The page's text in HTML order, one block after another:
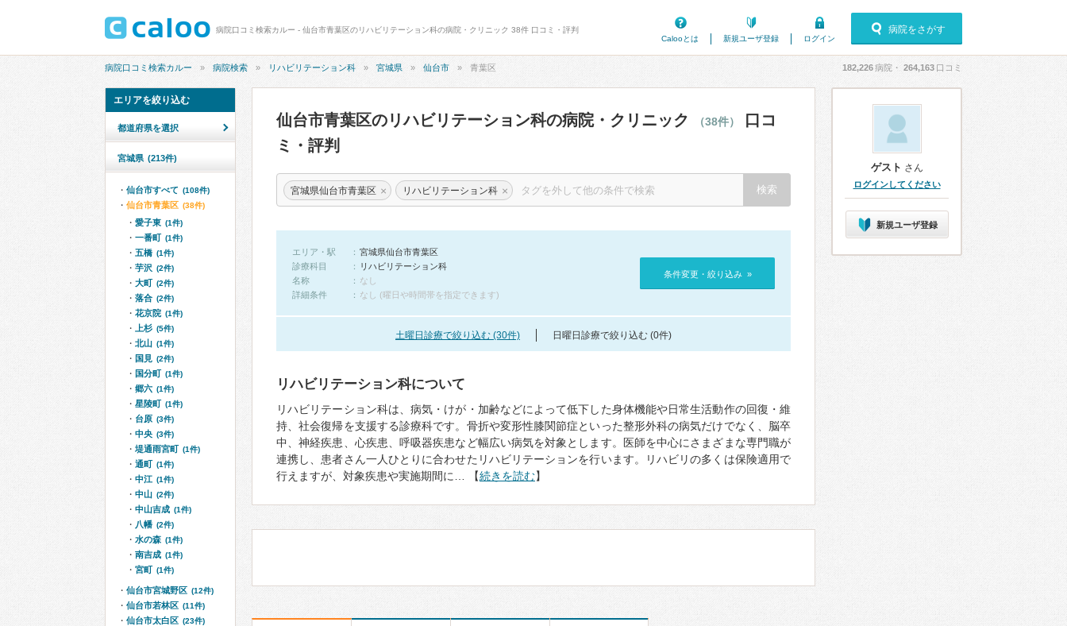
病院口コミ検索カルー - 仙台市青葉区のリハビリテーション科の病院・クリニック 38件 口コミ・評判
Calooとは
新規ユーザ登録 ログイン
病院をさがす
病院口コミ検索カルー 病院検索 リハビリテーション科 宮城県 仙台市 青葉区 182,226病院・ 264,163 口コミ
仙台市青葉区のリハビリテーション科の病院・クリニック （38件）
口コ
ミ・評判
宮城県仙台市青葉区 × リハビリテーション科 ×
エリア・駅
宮城県仙台市青葉区
診療科目
リハビリテーション科
名称
なし
詳細条件
なし (曜日や時間帯を指定できます)
条件変更・絞り込み »
土曜日診療で絞り込む (30件) 日曜日診療で絞り込む (0件)
リハビリテーション科について
リハビリテーション科は、病気・けが・加齢などによって低下した身体機能や日常生活動作の回復・維
持、社会復帰を支援する診療科です。骨折や変形性膝関節症といった整形外科の病気だけでなく、脳卒
中、神経疾患、心疾患、呼吸器疾患など幅広い病気を対象とします。医師を中心にさまざまな専門職が
連携し、患者さん一人ひとりに合わせたリハビリテーションを行います。リハビリの多くは保険適用で
行えますが、対象疾患や実施期間に… 【続きを読む】
エリアを絞り込む
都道府県を選択
宮城県 (213件)
仙台市すべて (108件)
仙台市青葉区 (38件)
愛子東 (1件)
一番町 (1件)
五橋 (1件)
芋沢 (2件)
大町 (2件)
落合 (2件)
花京院 (1件)
上杉 (5件)
北山 (1件)
国見 (2件)
国分町 (1件)
郷六 (1件)
星陵町 (1件)
台原 (3件)
中央 (3件)
堤通雨宮町 (1件)
通町 (1件)
中江 (1件)
中山 (2件)
中山吉成 (1件)
八幡 (2件)
水の森 (1件)
南吉成 (1件)
宮町 (1件)
仙台市宮城野区 (12件)
仙台市若林区 (11件)
仙台市太白区 (23件)
ゲスト さん
ログインしてください
新規ユーザ登録